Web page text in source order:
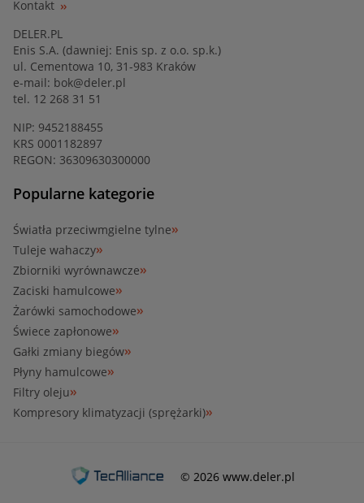
Kontakt
DELER.PL
Enis S.A. (dawniej: Enis sp. z o.o. sp.k.)
ul. Cementowa 10, 31-983 Kraków
e-mail: bok@deler.pl
tel. 12 268 31 51
NIP: 9452188455
KRS 0001182897
REGON: 36309630300000
Popularne kategorie
Światła przeciwmgielne tylne
Tuleje wahaczy
Zbiorniki wyrównawcze
Zaciski hamulcowe
Żarówki samochodowe
Świece zapłonowe
Gałki zmiany biegów
Płyny hamulcowe
Filtry oleju
Kompresory klimatyzacji (sprężarki)
© 2026 www.deler.pl